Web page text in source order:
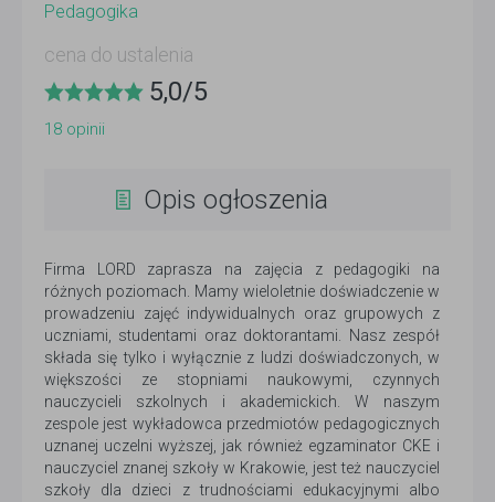
Pedagogika
cena do ustalenia
5,0/5
18 opinii
Opis ogłoszenia
Firma LORD zaprasza na zajęcia z pedagogiki na
różnych poziomach. Mamy wieloletnie doświadczenie w
prowadzeniu zajęć indywidualnych oraz grupowych z
uczniami, studentami oraz doktorantami. Nasz zespół
składa się tylko i wyłącznie z ludzi doświadczonych, w
większości ze stopniami naukowymi, czynnych
nauczycieli szkolnych i akademickich. W naszym
zespole jest wykładowca przedmiotów pedagogicznych
uznanej uczelni wyższej, jak również egzaminator CKE i
nauczyciel znanej szkoły w Krakowie, jest też nauczyciel
szkoły dla dzieci z trudnościami edukacyjnymi albo